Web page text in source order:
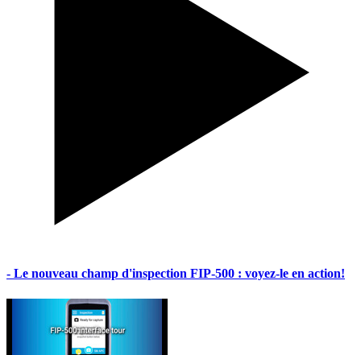
- Le nouveau champ d'inspection FIP-500 : voyez-le en action!